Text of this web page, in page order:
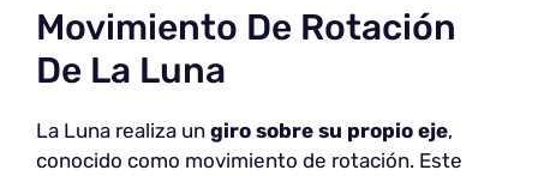
Movimiento De Rotación
De La Luna
La Luna realiza un giro sobre su propio eje,
conocido como movimiento de rotación. Este